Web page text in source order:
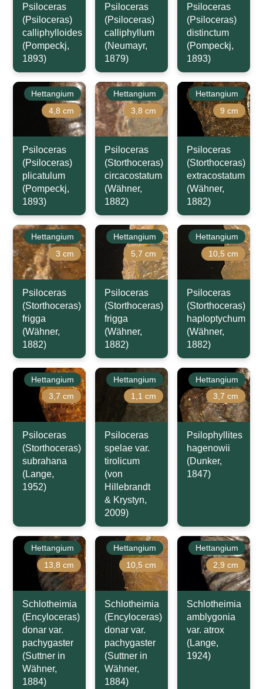
Psiloceras
(Psiloceras)
calliphylloides
(Pompeckj,
1893)
Psiloceras
(Psiloceras)
calliphyllum
(Neumayr,
1879)
Psiloceras
(Psiloceras)
distinctum
(Pompeckj,
1893)
Hettangium
4,8 cm
Psiloceras
(Psiloceras)
plicatulum
(Pompeckj,
1893)
Hettangium
3,8 cm
Psiloceras
(Storthoceras)
circacostatum
(Wähner,
1882)
Hettangium
9 cm
Psiloceras
(Storthoceras)
extracostatum
(Wähner,
1882)
Hettangium
3 cm
Psiloceras
(Storthoceras)
frigga
(Wähner,
1882)
Hettangium
5,7 cm
Psiloceras
(Storthoceras)
frigga
(Wähner,
1882)
Hettangium
10,5 cm
Psiloceras
(Storthoceras)
haploptychum
(Wähner,
1882)
Hettangium
3,7 cm
Psiloceras
(Storthoceras)
subrahana
(Lange,
1952)
Hettangium
1,1 cm
Psiloceras
spelae var.
tirolicum
(von
Hillebrandt
& Krystyn,
2009)
Hettangium
3,7 cm
Psilophyllites
hagenowii
(Dunker,
1847)
Hettangium
13,8 cm
Schlotheimia
(Encyloceras)
donar var.
pachygaster
(Suttner in
Wähner,
1884)
Hettangium
10,5 cm
Schlotheimia
(Encyloceras)
donar var.
pachygaster
(Suttner in
Wähner,
1884)
Hettangium
2,9 cm
Schlotheimia
amblygonia
var. atrox
(Lange,
1924)